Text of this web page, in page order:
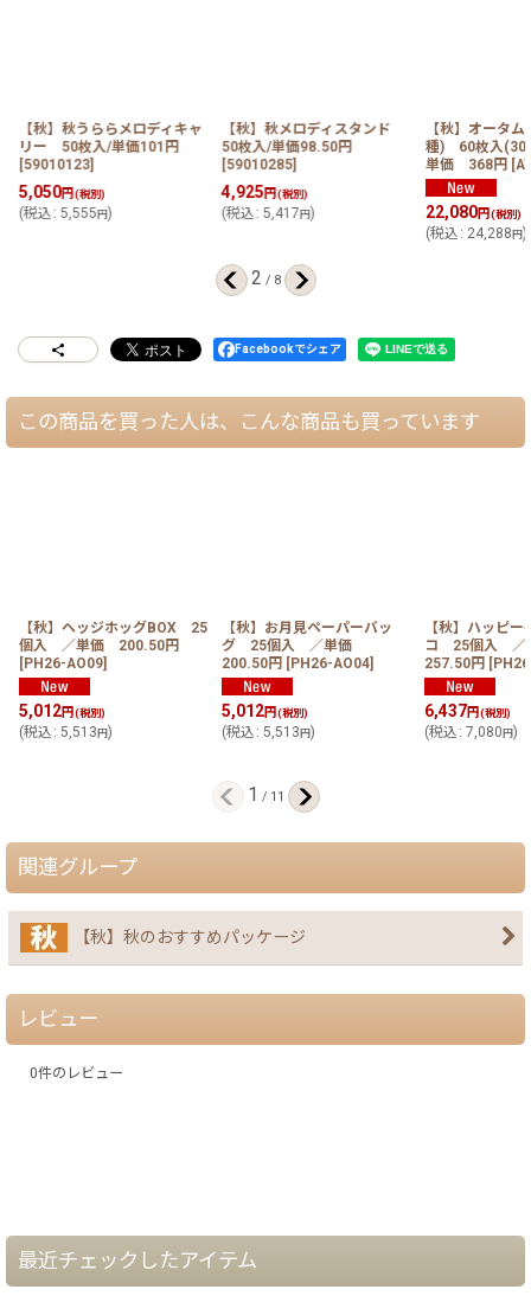
【秋】秋うららメロディキャ
リー 50枚入/単価101円
59010123]
5,050円(税別)
(税込: 5,555円)
【秋】秋メロディスタンド
50枚入/単価98.50円
[59010285]
4,925円(税別)
(税込: 5,417円)
【秋】オータ
種) 60枚入(30
単価 368円 [
22,080円(税別)
(税込 : 24,288円)
2 / 8
Facebookでシェア
この商品を買った人は、こんな商品も買っています
【秋】ヘッジホッグBOX 25
個入 ／単価 200.50円
[PH26-AO09]
5,012円(税別)
(税込 : 5,513円)
【秋】お月見ペーパーバッ
グ 25個入 ／単価
200.50円 [PH26-AO04]
5,012円(税別)
(税込 : 5,513円)
【秋】ハッピ
コ 25個入
257.50円 [
6,437円(税別)
(税込 : 7,080円)
1 / 11
関連グループ
【秋】秋のおすすめパッケージ
レビュー
0件のレビュー
最近チェックしたアイテム